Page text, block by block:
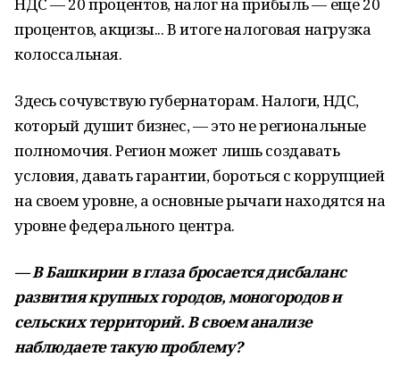
процентов, акцизы... В итоге налоговая нагрузка
колоссальная.
Здесь сочувствую губернаторам. Налоги, НДС,
который душит бизнес, — это не региональные
полномочия. Регион может лишь создавать
условия, давать гарантии, бороться с коррупцией
на своем уровне, а основные рычаги находятся на
уровне федерального центра.
— В Башкирии в глаза бросается дисбаланс
развития крупных городов, моногородов и
сельских территорий. В своем анализе
наблюдаете такую проблему?